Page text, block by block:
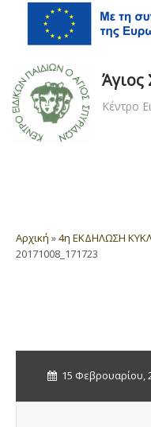
Κέντρο
Αρχική »4η ΕΚΔΗΛΩΣΗ
20171008_171723
15 Φεβρουαρίου,